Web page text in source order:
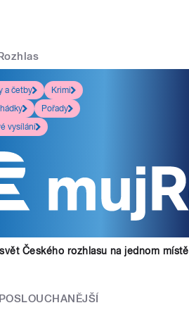
a četby
Krimi
Pořady
vysílání
Českého rozhlasu na jednom místě